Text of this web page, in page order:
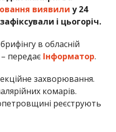
виявили у 24
і цьогоріч.
в обласній
– передає Інформатор.
захворювання.
комарів.
реєструють